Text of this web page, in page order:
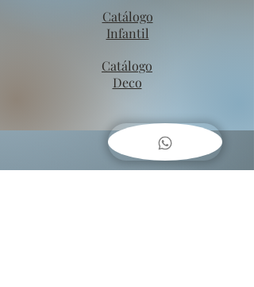
Catálogo
Infantil
Catálogo
Deco